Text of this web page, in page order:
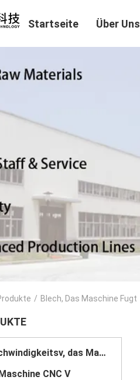
Startseite Über Uns
/ Blech, Das Maschine Fugt
Hochgeschwindigkeitsv, das Maschine fugt
CNC V